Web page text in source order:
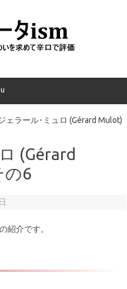
ェラール･ミュロ (Gérard Mulot)
(Gérard
の6
の紹介です。